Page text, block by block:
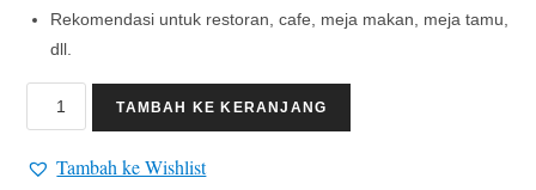
Rekomendasi untuk restoran, cafe, meja makan, meja tamu,
dll.
TAMBAH KE KERANJANG
Tambah ke Wishlist